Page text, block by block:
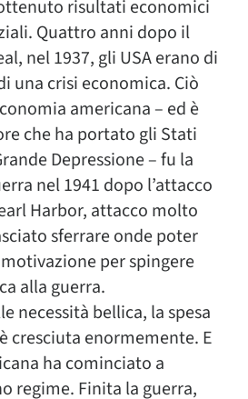
risultati economici
Quattro anni dopo il
nel 1937, gli USA erano di
una crisi economica. Ciò
americana – ed è
che ha portato gli Stati
Depressione – fu la
nel 1941 dopo l’attacco
Harbor, attacco molto
sferrare onde poter
per spingere
alla guerra.
necessità bellica, la spesa
cresciuta enormemente. E
ha cominciato a
regime. Finita la guerra,